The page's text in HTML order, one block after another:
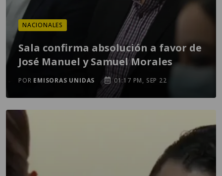
NACIONALES
Sala confirma absolución a favor de
José Manuel y Samuel Morales
POR EMISORAS UNIDAS 01:17 PM, SEP 22